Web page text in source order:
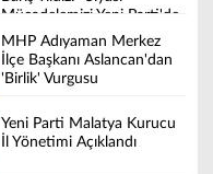
Mücadelemizi Yeni Parti'de
Sürdüreceğiz"
MHP Adıyaman Merkez
İlçe Başkanı Aslancan'dan
'Birlik' Vurgusu
Yeni Parti Malatya Kurucu
İl Yönetimi Açıklandı